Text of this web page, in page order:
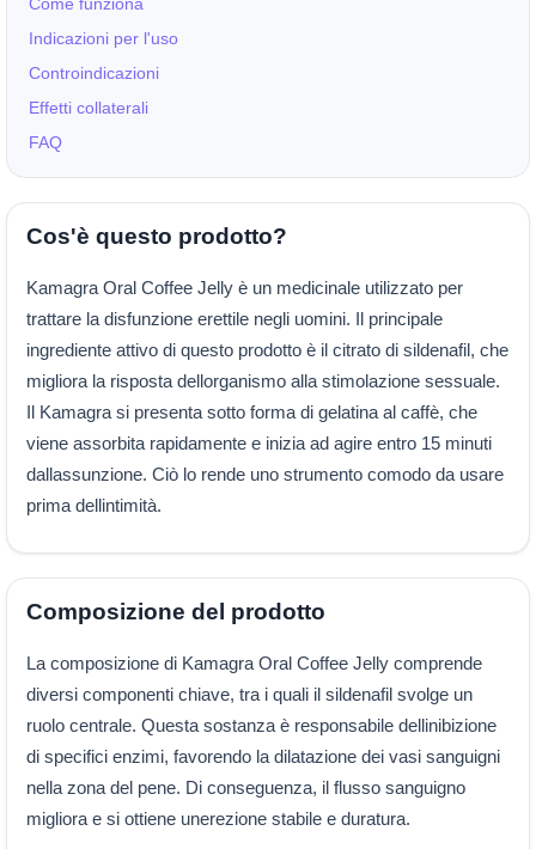
Indicazioni per l'uso
Controindicazioni
Effetti collaterali
FAQ
Cos'è questo prodotto?
Kamagra Oral Coffee Jelly è un medicinale utilizzato per
trattare la disfunzione erettile negli uomini. Il principale
ingrediente attivo di questo prodotto è il citrato di sildenafil, che
migliora la risposta dellorganismo alla stimolazione sessuale.
Il Kamagra si presenta sotto forma di gelatina al caffè, che
viene assorbita rapidamente e inizia ad agire entro 15 minuti
dallassunzione. Ciò lo rende uno strumento comodo da usare
prima dellintimità.
Composizione del prodotto
La composizione di Kamagra Oral Coffee Jelly comprende
diversi componenti chiave, tra i quali il sildenafil svolge un
ruolo centrale. Questa sostanza è responsabile dellinibizione
di specifici enzimi, favorendo la dilatazione dei vasi sanguigni
nella zona del pene. Di conseguenza, il flusso sanguigno
migliora e si ottiene unerezione stabile e duratura.